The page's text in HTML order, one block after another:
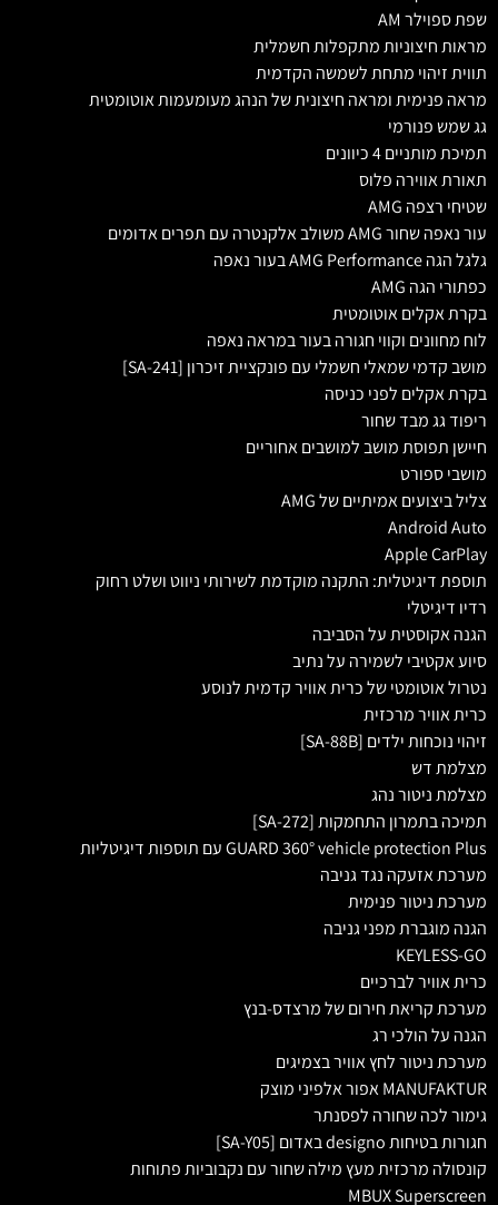
שפת ספוילר AM
מראות חיצוניות מתקפלות חשמלית
תווית זיהוי מתחת לשמשה הקדמית
מראה פנימית ומראה חיצונית של הנהג מעומעמות אוטומטית
גג שמש פנורמי
תמיכת מותניים 4 כיוונים
תאורת אווירה פלוס
שטיחי רצפה AMG
עור נאפה שחור AMG משולב אלקנטרה עם תפרים אדומים
גלגל הגה AMG Performance בעור נאפה
כפתורי הגה AMG
בקרת אקלים אוטומטית
לוח מחוונים וקווי חגורה בעור במראה נאפה
מושב קדמי שמאלי חשמלי עם פונקציית זיכרון [SA-241]
בקרת אקלים לפני כניסה
ריפוד גג מבד שחור
חיישן תפוסת מושב למושבים אחוריים
מושבי ספורט
צליל ביצועים אמיתיים של AMG
Android Auto
Apple CarPlay
תוספת דיגיטלית: התקנה מוקדמת לשירותי ניווט ושלט רחוק
רדיו דיגיטלי
הגנה אקוסטית על הסביבה
סיוע אקטיבי לשמירה על נתיב
נטרול אוטומטי של כרית אוויר קדמית לנוסע
כרית אוויר מרכזית
זיהוי נוכחות ילדים [SA-88B]
מצלמת דש
מצלמת ניטור נהג
תמיכה בתמרון התחמקות [SA-272]
GUARD 360° vehicle protection Plus עם תוספות דיגיטליות
מערכת אזעקה נגד גניבה
מערכת ניטור פנימית
הגנה מוגברת מפני גניבה
KEYLESS-GO
כרית אוויר לברכיים
מערכת קריאת חירום של מרצדס-בנץ
הגנה על הולכי רג
מערכת ניטור לחץ אוויר בצמיגים
MANUFAKTUR אפור אלפיני מוצק
גימור לכה שחורה לפסנתר
חגורות בטיחות designo באדום [SA-Y05]
קונסולה מרכזית מעץ מילה שחור עם נקבוביות פתוחות
MBUX Superscreen